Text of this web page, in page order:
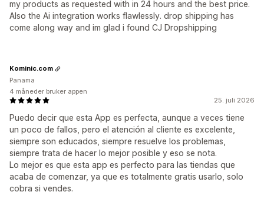
my products as requested with in 24 hours and the best price.
Also the Ai integration works flawlessly. drop shipping has
come along way and im glad i found CJ Dropshipping
25. juli 2026
Puedo decir que esta App es perfecta, aunque a veces tiene
un poco de fallos, pero el atención al cliente es excelente,
siempre son educados, siempre resuelve los problemas,
siempre trata de hacer lo mejor posible y eso se nota.
Lo mejor es que esta app es perfecto para las tiendas que
acaba de comenzar, ya que es totalmente gratis usarlo, solo
cobra si vendes.
Kominic.com
Panama
4 måneder bruker appen